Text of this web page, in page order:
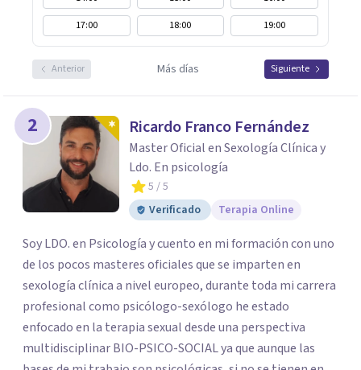
17:00
18:00 19:00
Anterior Más días Siguiente
2 Ricardo Franco Fernández
Master Oficial en Sexología Clínica y
Ldo. En psicología
5 / 5
Verificado
Terapia Online
Soy LDO. en Psicología y cuento en mi formación con uno
de los pocos masteres oficiales que se imparten en
sexología clínica a nivel europeo, durante toda mi carrera
profesional como psicólogo-sexólogo he estado
enfocado en la terapia sexual desde una perspectiva
multidisciplinar BIO-PSICO-SOCIAL ya que aunque las